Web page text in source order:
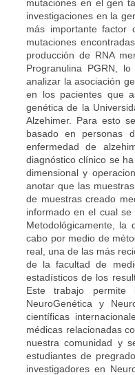
mutaciones en el gen
investigaciones en la
más importante factor
mutaciones
producción de RNA
Progranulina PGRN,
analizar la asociación
en los pacientes que
genética de la
Alzehimer. Para esto
basado en personas
enfermedad de
diagnóstico clínico se
dimensional y
anotar que las
de muestras creado
informado en el cual
Metodológicamente, la
cabo por medio de
real, una de las más
de la facultad de
estadísticos de los
Este trabajo permite
NeuroGenética y
científicas
médicas relacionadas
nuestra comunidad y
estudiantes de
investigadores en